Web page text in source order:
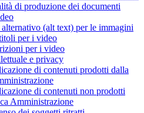
di produzione dei documenti
(alt text) per le immagini
per i video
per i video
e privacy
di contenuti prodotti dalla
di contenuti non prodotti
Amministrazione